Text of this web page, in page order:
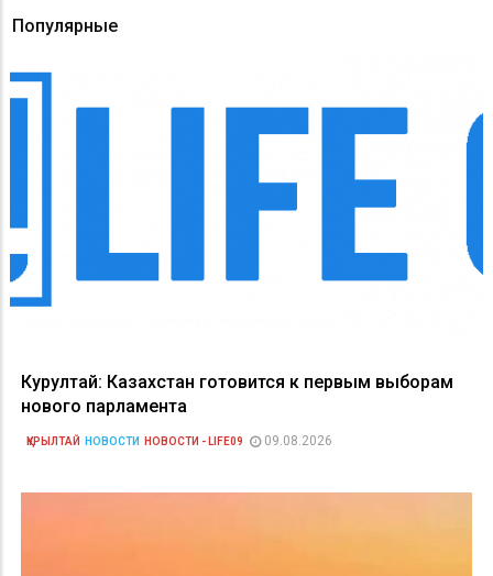
Популярные
Курултай: Казахстан готовится к первым выборам
нового парламента
ҚҰРЫЛТАЙ НОВОСТИ НОВОСТИ - LIFE09 09.08.2026